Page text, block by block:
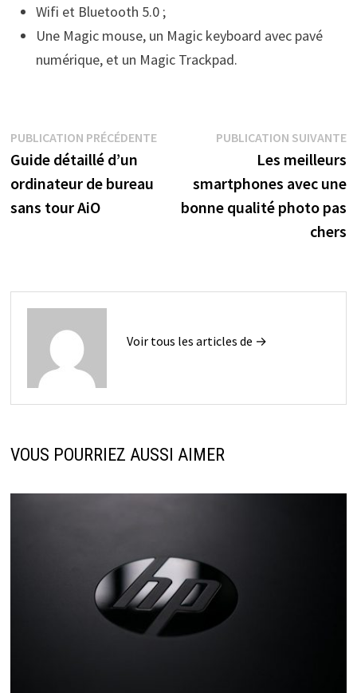
Wifi et Bluetooth 5.0 ;
Une Magic mouse, un Magic keyboard avec pavé
numérique, et un Magic Trackpad.
Navigation
de
l’article
PUBLICATION PRÉCÉDENTEPublication
Guide détaillé d’un
ordinateur de bureau
sans tour AiO
PUBLICATION SUIVANTE
Les meilleurs
smartphones avec une
bonne qualité photo pas
chers
Voir tous les articles de →
VOUS POURRIEZ AUSSI AIMER